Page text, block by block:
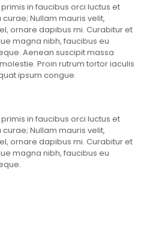
in faucibus orci luctus et
Nullam mauris velit,
ornare dapibus mi. Curabitur et
magna nibh, faucibus eu
Aenean suscipit massa
Proin rutrum tortor iaculis
ipsum congue.
in faucibus orci luctus et
Nullam mauris velit,
ornare dapibus mi. Curabitur et
magna nibh, faucibus eu